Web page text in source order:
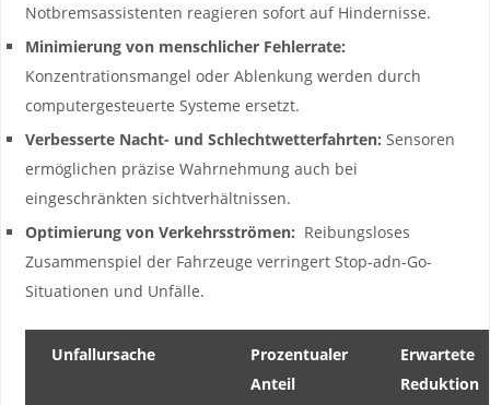
Notbremsassistenten reagieren sofort auf Hindernisse.
Minimierung von menschlicher Fehlerrate:
Konzentrationsmangel oder Ablenkung werden durch
computergesteuerte Systeme ersetzt.
Verbesserte‍ Nacht- und Schlechtwetterfahrten: Sensoren
ermöglichen präzise Wahrnehmung ​auch bei
eingeschränkten ⁢sichtverhältnissen.
Optimierung von Verkehrsströmen: ⁤ Reibungsloses
Zusammenspiel der Fahrzeuge verringert Stop-adn-Go-
Situationen und Unfälle.
Unfallursache
Prozentualer
Anteil
Erwartete
Reduktion